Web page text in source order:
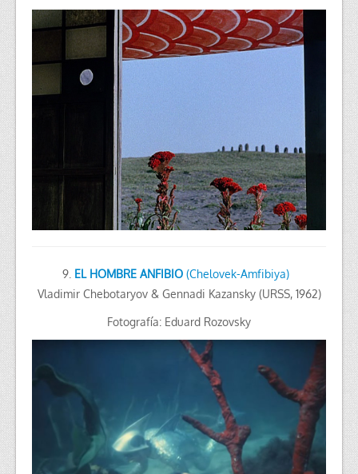
9. EL HOMBRE ANFIBIO (Chelovek-Amfibiya)
Vladimir Chebotaryov & Gennadi Kazansky (URSS, 1962)
Fotografía: Eduard Rozovsky